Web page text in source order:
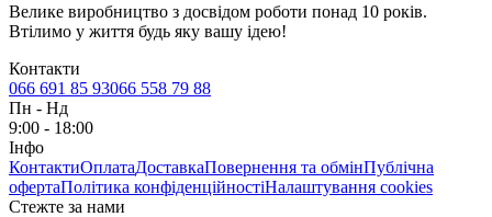
Велике виробництво з досвідом роботи понад 10 років.
Втілимо у життя будь яку вашу ідею!
Контакти
066 691 85 93066 558 79 88
Пн - Нд
9:00 - 18:00
Інфо
КонтактиОплатаДоставкаПовернення та обмінПублічна
офертаПолітика конфіденційностіНалаштування cookies
Стежте за нами